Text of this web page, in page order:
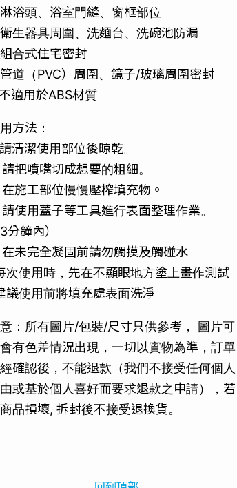
浴頭、浴室門縫、窗框部位
生器具周圍、洗麵台、洗碗池防漏
合式住宅密封
道（PVC）周圍、鏡子/玻璃周圍密封
適用於ABS材質
方法：
清潔使用部位後晾乾。
把噴嘴切成想要的粗細。
施工部位慢慢壓榨填充物。
使用蓋子等工具進行表面整理作業。
3分鐘內）
未完全凝固前請勿觸摸及觸碰水
次使用時，先在不顯眼地方塗上畫作測試
議使用前將填充處表面洗淨
：所有圖片/包裝/尺寸只供參考， 圖片可
有色差情況出現，一切以實物為準，訂單
確認後，不能退款（我們不接受任何個人
或基於個人喜好而要求退款之申請），若
品損壞, 拆封後不接受退換貨。